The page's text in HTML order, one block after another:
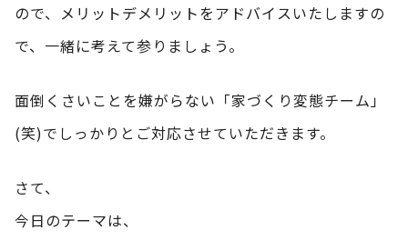
ので、メリットデメリットをアドバイスいたしますの
で、一緒に考えて参りましょう。
面倒くさいことを嫌がらない「家づくり変態チーム」
(笑)でしっかりとご対応させていただきます。
さて、
今日のテーマは、